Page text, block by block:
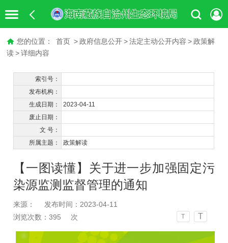
您的位置： 首页 > 政府信息公开 > 法定主动公开内容 > 政策解
读 > 详细内容
索引号：
发布机构：
生成日期：
2023-04-11
废止日期：
文 号：
所属主题：
政策解读
【一图读懂】关于进一步加强固定污
染源监测监督管理的通知
来源：
发布时间：2023-04-11
浏览次数：395 次 T T